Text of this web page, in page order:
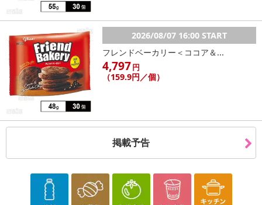
2026/08/07 16:00 START
フレンドベーカリー＜ココア＆...
4,797円
（159.9円／個）
掲載予告